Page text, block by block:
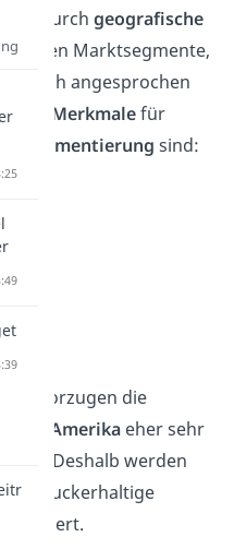
Durch geografische
Marktsegmente,
angesprochen
Merkmalefür
Segmentierung sind:
bevorzugen die
in
Amerikaeher sehr
. Deshalb werden
zuckerhaltige